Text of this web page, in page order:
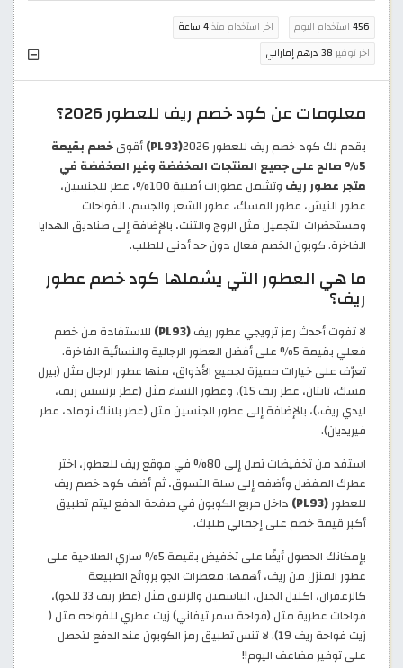
456 استخدام اليوم اخر استخدام منذ4 ساعة
اخر توفير 38 درهم إماراتي
معلومات عن كود خصم ريف للعطور 2026؟
يقدم لك كود خصم ريف للعطور 2026 (PL93) أقوىخصم بقيمة
5% صالح على جميع المنتجات المخفضة وغير المخفضة في
متجر عطور ريف
وتشمل عطورات أصلية 100%، عطر للجنسين،
عطور النيش، عطور المسك، عطور الشعر والجسم، الفواحات
ومستحضرات التجميل مثل الروج والتنت، بالإضافة إلى صناديق الهدايا
الفاخرة. كوبون الخصم فعال دون حد أدنى للطلب.
ما هي العطور التي يشملها كود خصم عطور
ريف؟
لا تفوت أحدث رمز ترويجي عطور ريف(PL93)
للاستفادة من خصم
فعلي بقيمة 5% على أفضل العطور الرجالية والنسائية الفاخرة.
تعرّف على خيارات مميزة لجميع الأذواق، منها عطور الرجال مثل (بيرل
مسك، تايتان، عطر ريف 15)، وعطور النساء مثل (عطر برنسس ريف،
ليدي ريف،)، بالإضافة إلى عطور الجنسين مثل (عطر بلانك نوماد، عطر
فيريديان).
استفد من تخفيضات تصل إلى 80% في موقع ريف للعطور، اختر
عطرك المفضل وأضفه إلى سلة التسوق، ثم أضف كود خصم ريف
للعطور(PL93)
داخل مربع الكوبون في صفحة الدفع ليتم تطبيق
أكبر قيمة خصم على إجمالي طلبك.
بإمكانك الحصول أيضًا على تخفيض بقيمة 5% ساري الصلاحية على
عطور المنزل من ريف، أهمها: معطرات الجو بروائح الطبيعة
كالزعفران، اكليل الجبل، الياسمين والزنبق مثل (عطر ريف 33 للجو)،
فواحات عطرية مثل (فواحة سمر تيفاني) زيت عطري للفواحه مثل (
زيت فواحة ريف 19). لا تنس تطبيق رمز الكوبون عند الدفع لتحصل
على توفير مضاعف اليوم!!